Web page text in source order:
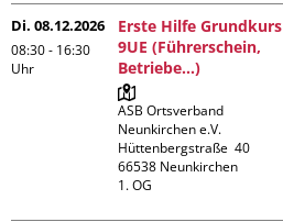
Di. 08.12.2026
08:30 - 16:30
Uhr
Erste Hilfe Grundkurs
9UE (Führerschein,
Betriebe...)
ASB Ortsverband
Neunkirchen e.V.
Hüttenbergstraße  40
66538 Neunkirchen
1. OG